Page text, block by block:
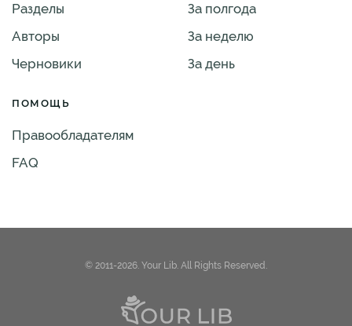
Разделы
Авторы
Черновики
За полгода
За неделю
За день
ПОМОЩЬ
Правообладателям
FAQ
© 2011-2026. Your Lib. All Rights Reserved.